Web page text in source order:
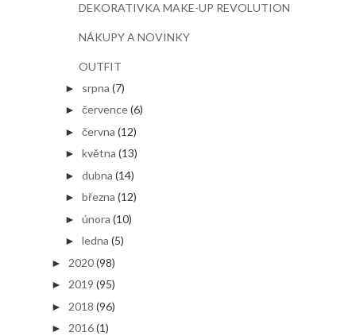
DEKORATIVKA MAKE-UP REVOLUTION
NÁKUPY A NOVINKY
OUTFIT
► srpna (7)
► července(6)
► června (12)
► května (13)
► dubna (14)
► března (12)
► února (10)
► ledna (5)
► 2020(98)
► 2019 (95)
► 2018 (96)
► 2016(1)